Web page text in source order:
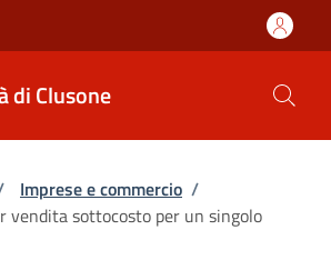
di Clusone
pane
Imprese e commercio /
vendita sottocosto per un singolo